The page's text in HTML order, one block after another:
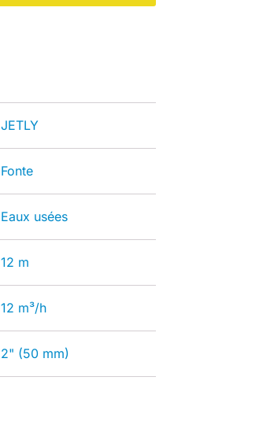
JETLY
Fonte
Eaux usées
12 m
12 m³/h
2" (50 mm)